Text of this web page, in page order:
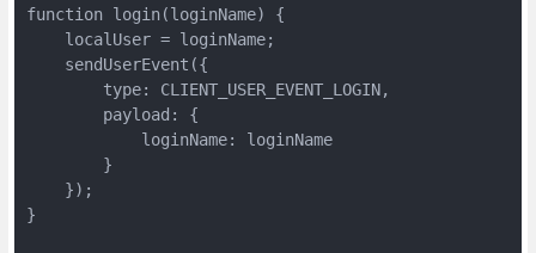
function login(loginName) {
    localUser = loginName;
    sendUserEvent({
        type: CLIENT_USER_EVENT_LOGIN,
        payload: {
            loginName: loginName
        }
    });
}